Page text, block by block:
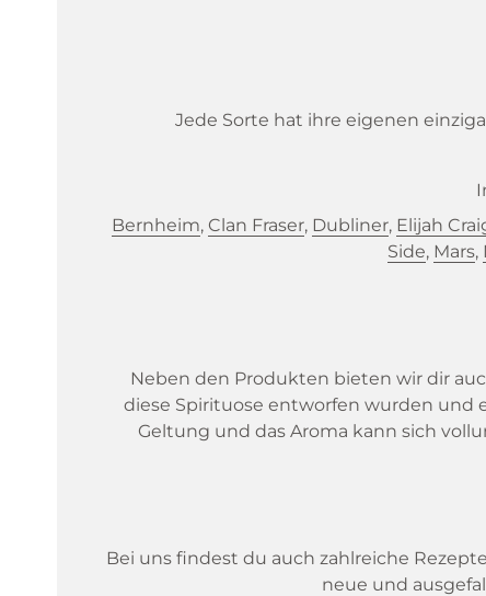
Jede Sorte hat ihre eigenen
Bernheim, Clan Fraser, Dubliner, Elijah
Side, Mars,
Neben den Produkten bieten wir dir
diese Spirituose entworfen wurden und
Geltung und das Aroma kann sich
Bei uns findest du auch zahlreiche
neue und